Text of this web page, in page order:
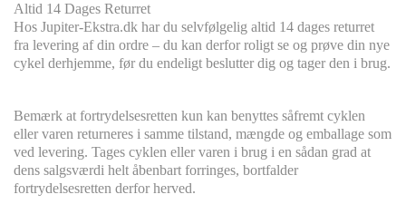
Altid 14 Dages Returret
Hos Jupiter-Ekstra.dk har du selvfølgelig altid 14 dages returret
fra levering af din ordre – du kan derfor roligt se og prøve din nye
cykel derhjemme, før du endeligt beslutter dig og tager den i brug.
Bemærk at fortrydelsesretten kun kan benyttes såfremt cyklen
eller varen returneres i samme tilstand, mængde og emballage som
ved levering. Tages cyklen eller varen i brug i en sådan grad at
dens salgsværdi helt åbenbart forringes, bortfalder
fortrydelsesretten derfor herved.